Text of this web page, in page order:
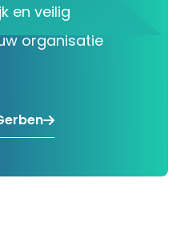
en veilig
organisatie